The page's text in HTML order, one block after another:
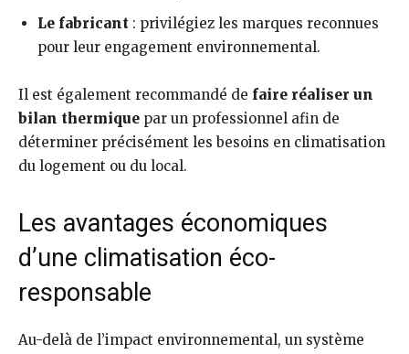
Le fabricant : privilégiez les marques reconnues
pour leur engagement environnemental.
Il est également recommandé de faire réaliser un
bilan thermique par un professionnel afin de
déterminer précisément les besoins en climatisation
du logement ou du local.
Les avantages économiques
d’une climatisation éco-
responsable
Au-delà de l’impact environnemental, un système